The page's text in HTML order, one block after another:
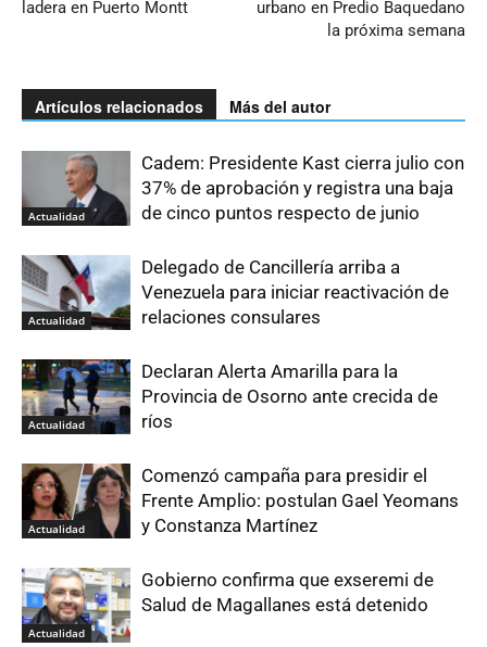
ladera en Puerto Montt
urbano en Predio Baquedano
la próxima semana
Artículos relacionados Más del autor
Actualidad
Cadem: Presidente Kast cierra julio con
37% de aprobación y registra una baja
de cinco puntos respecto de junio
Actualidad
Delegado de Cancillería arriba a
Venezuela para iniciar reactivación de
relaciones consulares
Actualidad
Declaran Alerta Amarilla para la
Provincia de Osorno ante crecida de
ríos
Actualidad
Comenzó campaña para presidir el
Frente Amplio: postulan Gael Yeomans
y Constanza Martínez
Actualidad
Gobierno confirma que exseremi de
Salud de Magallanes está detenido